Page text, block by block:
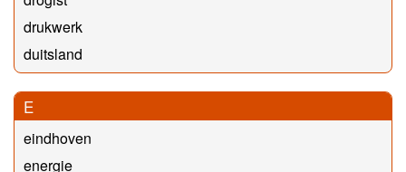
drukwerk
duitsland
E
eindhoven
energie